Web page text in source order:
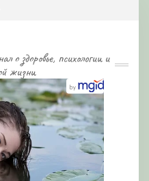
о здоровье, психологии и
жизни